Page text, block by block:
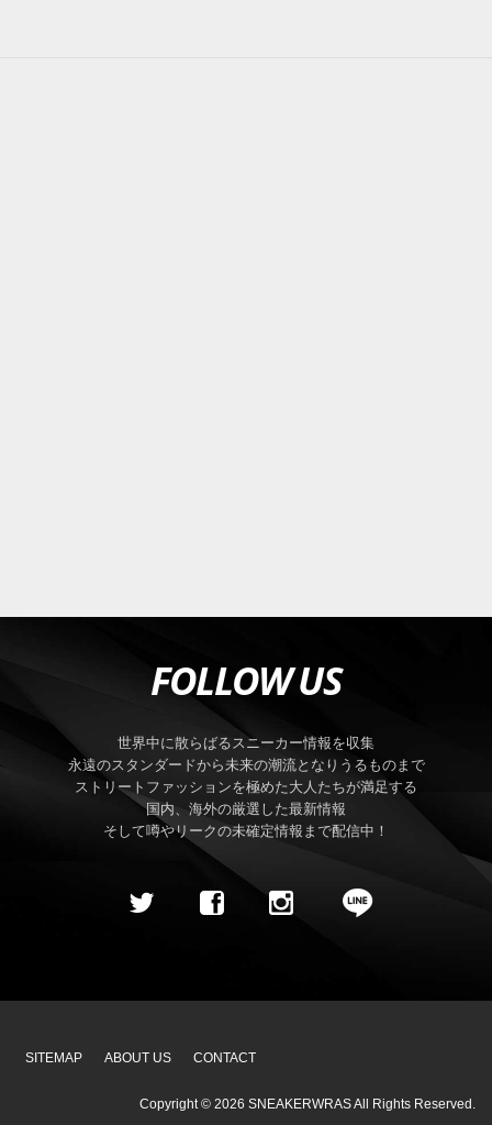
FOLLOW US
世界中に散らばるスニーカー情報を収集
永遠のスタンダードから未来の潮流となりうるものまで
ストリートファッションを極めた大人たちが満足する
国内、海外の厳選した最新情報
そして噂やリークの未確定情報まで配信中！
SITEMAP ABOUT US CONTACT
Copyright © 2026 SNEAKERWRASAll Rights Reserved.